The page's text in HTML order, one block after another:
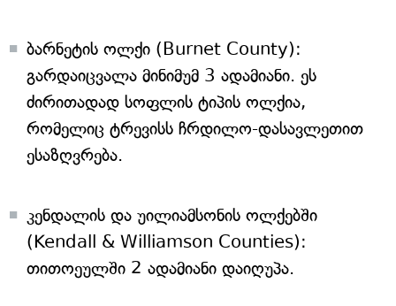
ბარნეტის ოლქი (Burnet County):
გარდაიცვალა მინიმუმ 3 ადამიანი. ეს
ძირითადად სოფლის ტიპის ოლქია,
რომელიც ტრევისს ჩრდილო-დასავლეთით
ესაზღვრება.
კენდალის და უილიამსონის ოლქებში
(Kendall & Williamson Counties):
თითოეულში 2 ადამიანი დაიღუპა.